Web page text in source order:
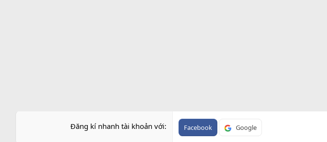
Đăng kí nhanh tài khoản với Facebook Google